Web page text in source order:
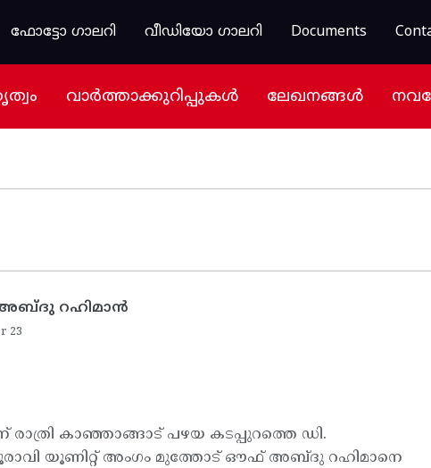
ഫോട്ടോ ഗാലറി വീഡിയോ ഗാലറി Documents
വാർത്താക്കുറിപ്പുകൾ ലേഖനങ്ങൾ
റഹിമാന്‍
23
രാത്രി കാഞ്ഞാങ്ങാട് പഴയ കടപ്പുറത്തെ ഡി.
യൂണിറ്റ് അംഗം മുത്തോട് ഔഫ് അബ്ദു റഹിമാനെ